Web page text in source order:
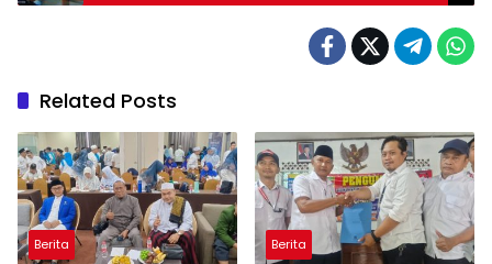
Related Posts
Berita Berita